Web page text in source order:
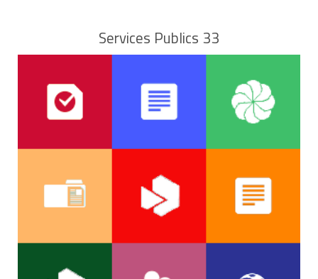
Services Publics 33